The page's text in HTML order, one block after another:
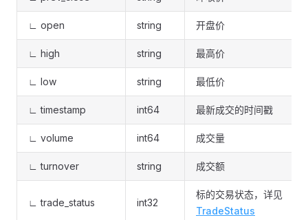
∟ open string 开盘价
∟ high string 最高价
∟ low string 最低价
∟ timestamp int64 最新成交的时间戳
∟ volume int64 成交量
∟ turnover string 成交额
∟ trade_status int32
标的交易状态，详见
TradeStatus